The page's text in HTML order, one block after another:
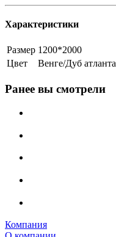
Характеристики
Размер 1200*2000
Цвет
Венге/Дуб атланта
Ранее вы смотрели
Компания